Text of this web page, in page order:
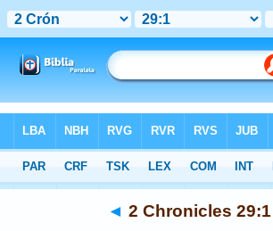
Multilingual > 2 Chronicles 29:1
◄ 2 Chronicles 29:1